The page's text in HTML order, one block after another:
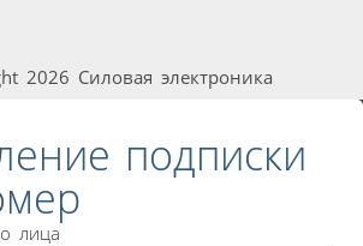
2026 Силовая электроника
подписки
лица